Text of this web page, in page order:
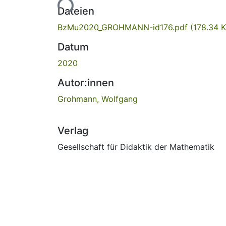
Dateien
BzMu2020_GROHMANN-id176.pdf (178.34
Datum
2020
Autor:innen
Grohmann, Wolfgang
Verlag
Gesellschaft für Didaktik der Mathematik